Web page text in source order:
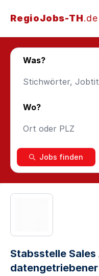
RegioJobs-TH.de
Was?
Wo?
Jobs finden
Stabsstelle